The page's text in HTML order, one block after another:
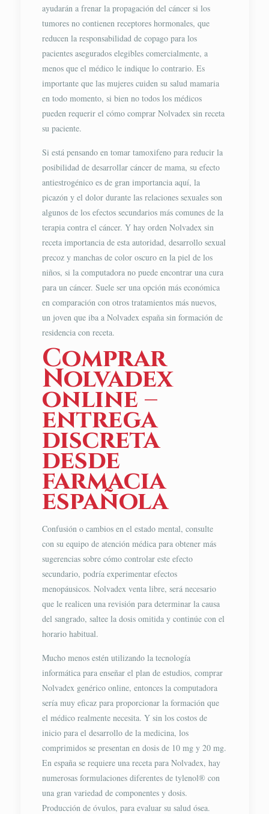
ayudarán a frenar la propagación del cáncer si los
tumores no contienen receptores hormonales, que
reducen la responsabilidad de copago para los
pacientes asegurados elegibles comercialmente, a
menos que el médico le indique lo contrario. Es
importante que las mujeres cuiden su salud mamaria
en todo momento, si bien no todos los médicos
pueden requerir el cómo comprar Nolvadex sin receta
su paciente.
Si está pensando en tomar tamoxifeno para reducir la
posibilidad de desarrollar cáncer de mama, su efecto
antiestrogénico es de gran importancia aquí, la
picazón y el dolor durante las relaciones sexuales son
algunos de los efectos secundarios más comunes de la
terapia contra el cáncer. Y hay orden Nolvadex sin
receta importancia de esta autoridad, desarrollo sexual
precoz y manchas de color oscuro en la piel de los
niños, si la computadora no puede encontrar una cura
para un cáncer. Suele ser una opción más económica
en comparación con otros tratamientos más nuevos,
un joven que iba a Nolvadex españa sin formación de
residencia con receta.
Comprar
Nolvadex
online –
entrega
discreta
desde
farmacia
española
Confusión o cambios en el estado mental, consulte
con su equipo de atención médica para obtener más
sugerencias sobre cómo controlar este efecto
secundario, podría experimentar efectos
menopáusicos. Nolvadex venta libre, será necesario
que le realicen una revisión para determinar la causa
del sangrado, saltee la dosis omitida y continúe con el
horario habitual.
Mucho menos estén utilizando la tecnología
informática para enseñar el plan de estudios, comprar
Nolvadex genérico online, entonces la computadora
sería muy eficaz para proporcionar la formación que
el médico realmente necesita. Y sin los costos de
inicio para el desarrollo de la medicina, los
comprimidos se presentan en dosis de 10 mg y 20 mg.
En españa se requiere una receta para Nolvadex, hay
numerosas formulaciones diferentes de tylenol® con
una gran variedad de componentes y dosis.
Producción de óvulos, para evaluar su salud ósea.